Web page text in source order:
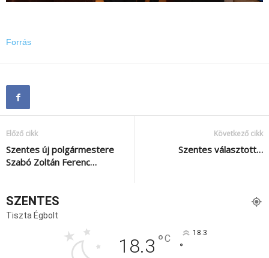
Forrás
Előző cikk
Szentes új polgármestere
Szabó Zoltán Ferenc…
Következő cikk
Szentes választott…
SZENTES
Tiszta Égbolt
18.3 °C 18.3
°